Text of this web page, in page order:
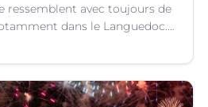
ressemblent avec toujours de
dans le Languedoc.